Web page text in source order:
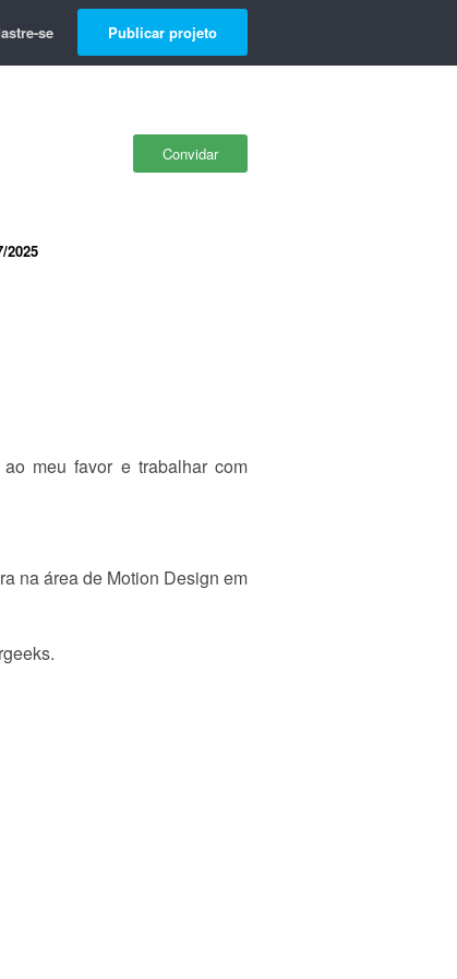
se Publicar projeto
Convidar
2025
meu favor e trabalhar com
na área de Motion Design em